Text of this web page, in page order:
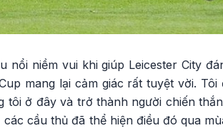
nổi niềm vui khi giúp Leicester City
mang lại cảm giác rất tuyệt vời.
ở đây và trở thành người chiến
cầu thủ đã thể hiện điều đó qua